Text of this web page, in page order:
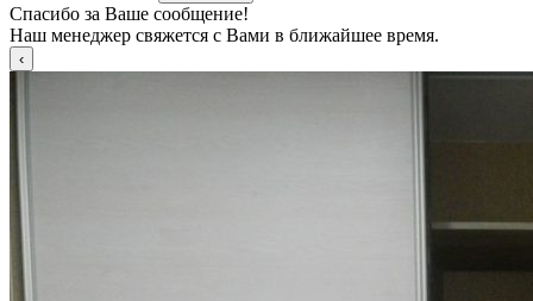
Спасибо за Ваше сообщение!
Наш менеджер свяжется с Вами в ближайшее время.